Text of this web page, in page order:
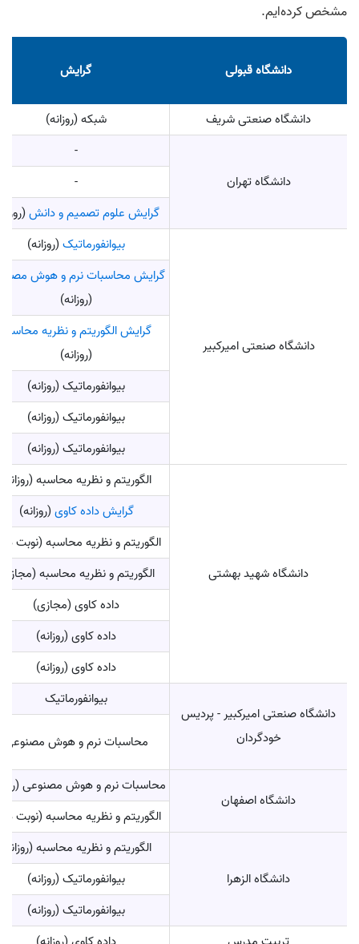
مشخص کرده‌ایم.
دانشگاه قبولی گرایش
دانشگاه صنعتی شریف شبکه (روزانه)
دانشگاه تهران
-
-
گرایش علوم تصمیم و دانش
دانشگاه صنعتی امیرکبیر
بیوانفورماتیک(روزانه)
گرایش محاسبات نرم و هوش
(روزانه)
گرایش الگوریتم و نظریه محاسبه
(روزانه)
بیوانفورماتیک (روزانه)
بیوانفورماتیک (روزانه)
بیوانفورماتیک (روزانه)
دانشگاه شهید بهشتی
الگوریتم و نظریه محاسبه (روزانه)
گرایش داده‌ کاوی(روزانه)
الگوریتم و نظریه محاسبه (نوبت
الگوریتم و نظریه محاسبه
داده کاوی (مجازی)
داده کاوی (روزانه)
داده کاوی (روزانه)
دانشگاه صنعتی امیرکبیر - پردیس
خودگردان
بیوانفورماتیک
محاسبات نرم و هوش مصنوعی
دانشگاه اصفهان
محاسبات نرم و هوش مصنوعی
الگوریتم و نظریه محاسبه (نوبت
دانشگاه الزهرا
الگوریتم و نظریه محاسبه (روزانه)
بیوانفورماتیک (روزانه)
بیوانفورماتیک (روزانه)